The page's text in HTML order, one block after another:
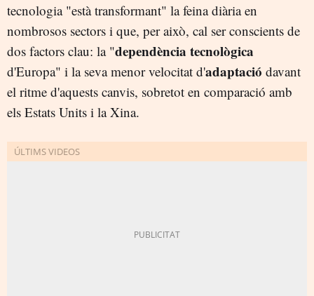
tecnologia "està transformant" la feina diària en
nombrosos sectors i que, per això, cal ser conscients de
dos factors clau: la "dependència tecnològica
d'Europa" i la seva menor velocitat d'adaptació davant
el ritme d'aquests canvis, sobretot en comparació amb
els Estats Units i la Xina.